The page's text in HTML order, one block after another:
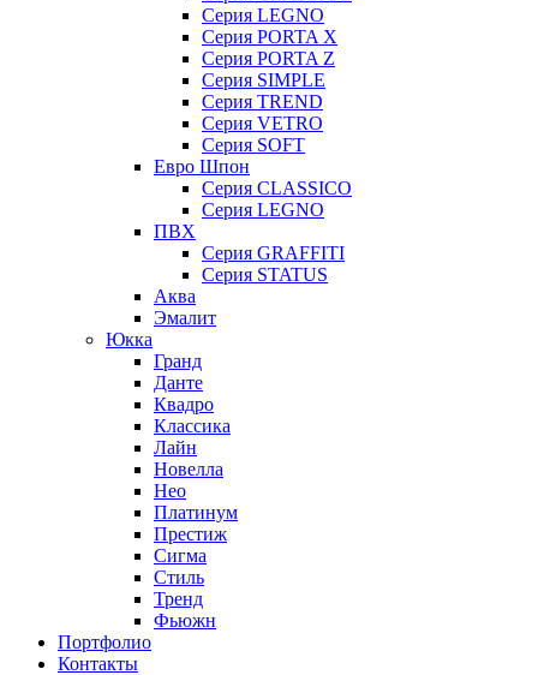
Серия LEGNO
Серия PORTA X
Серия PORTA Z
Серия SIMPLE
Серия TREND
Серия VETRO
Серия SOFT
Евро Шпон
Серия CLASSICO
Серия LEGNO
ПВХ
Серия GRAFFITI
Серия STATUS
Аква
Эмалит
Юкка
Гранд
Данте
Квадро
Классика
Лайн
Новелла
Нео
Платинум
Престиж
Сигма
Стиль
Тренд
Фьюжн
Портфолио
Контакты